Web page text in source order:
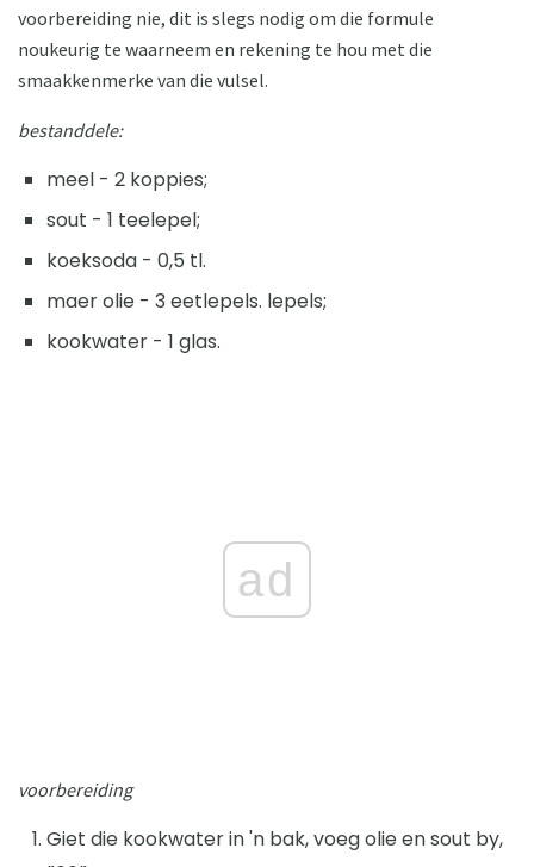
voorbereiding nie, dit is slegs nodig om die formule
noukeurig te waarneem en rekening te hou met die
smaakkenmerke van die vulsel.
bestanddele:
meel - 2 koppies;
sout - 1 teelepel;
koeksoda - 0,5 tl.
maer olie - 3 eetlepels. lepels;
kookwater - 1 glas.
ad
voorbereiding
Giet die kookwater in 'n bak, voeg olie en sout by,